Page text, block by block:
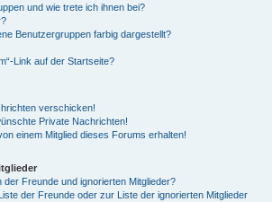
und wie trete ich ihnen bei?
Benutzergruppen farbig dargestellt?
Link auf der Startseite?
verschicken!
Private Nachrichten!
einem Mitglied dieses Forums erhalten!
der Freunde und ignorierten Mitglieder?
der Freunde oder zur Liste der ignorierten Mitglieder